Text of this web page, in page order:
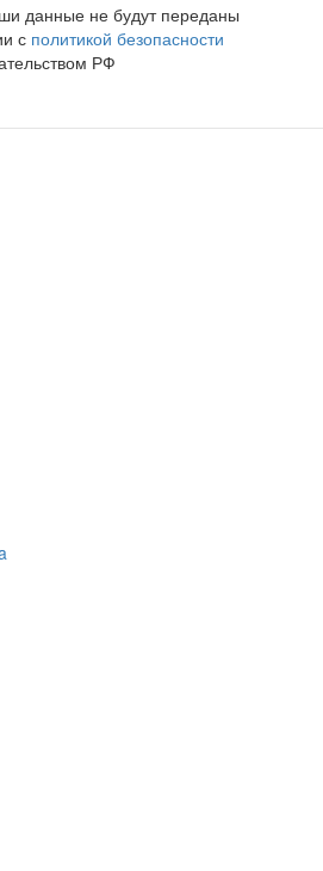
данные не будут переданы
с политикой безопасности
РФ